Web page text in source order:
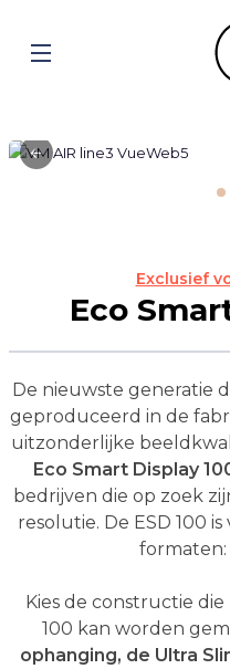
Exclusief
Eco
De nieuwste generatie
geproduceerd in de
uitzonderlijke
Eco Smart Display
bedrijven die op zoek
resolutie. De ESD 100
formaten:
Kies de constructie
100 kan worden
ophanging, de Ultra